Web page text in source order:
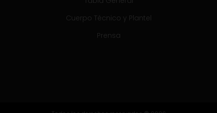
Cuerpo Técnico y Plantel
Prensa